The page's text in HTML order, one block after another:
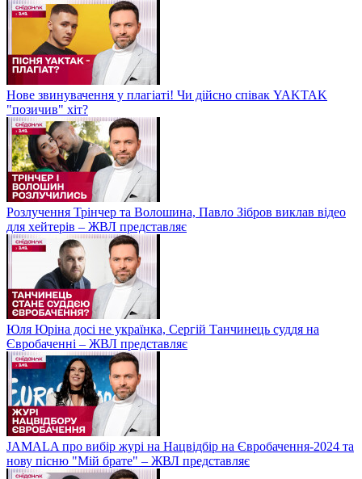
Нове звинувачення у плагіаті! Чи дійсно співак YAKTAK
"позичив" хіт?
Розлучення Трінчер та Волошина, Павло Зібров виклав відео
для хейтерів – ЖВЛ представляє
Юля Юріна досі не українка, Сергій Танчинець суддя на
Євробаченні – ЖВЛ представляє
JAMALA про вибір журі на Нацвідбір на Євробачення-2024 та
нову пісню "Мій брате" – ЖВЛ представляє